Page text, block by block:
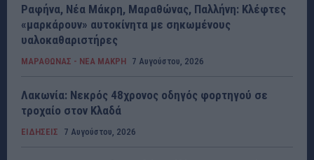
Ραφήνα, Νέα Μάκρη, Μαραθώνας, Παλλήνη: Κλέφτες
«μαρκάρουν» αυτοκίνητα με σηκωμένους
υαλοκαθαριστήρες
ΜΑΡΑΘΩΝΑΣ - ΝΕΑ ΜΑΚΡΗ 7 Αυγούστου, 2026
Λακωνία: Νεκρός 48χρονος οδηγός φορτηγού σε
τροχαίο στον Κλαδά
ΕΙΔΗΣΕΙΣ 7 Αυγούστου, 2026